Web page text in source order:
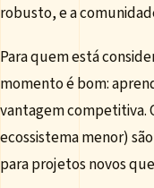
robusto, e a
Para quem está
momento é bom:
vantagem competitiva.
ecossistema menor)
para projetos novos